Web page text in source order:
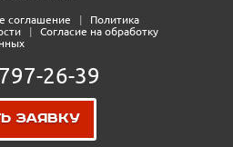
соглашение |
Политика
|
Согласие на обработку
26-39
заявку